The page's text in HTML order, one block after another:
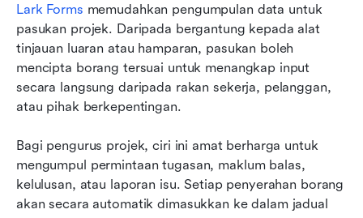
Lark Forms memudahkan pengumpulan data untuk
pasukan projek. Daripada bergantung kepada alat
tinjauan luaran atau hamparan, pasukan boleh
mencipta borang tersuai untuk menangkap input
secara langsung daripada rakan sekerja, pelanggan,
atau pihak berkepentingan.
Bagi pengurus projek, ciri ini amat berharga untuk
mengumpul permintaan tugasan, maklum balas,
kelulusan, atau laporan isu. Setiap penyerahan borang
akan secara automatik dimasukkan ke dalam jadual